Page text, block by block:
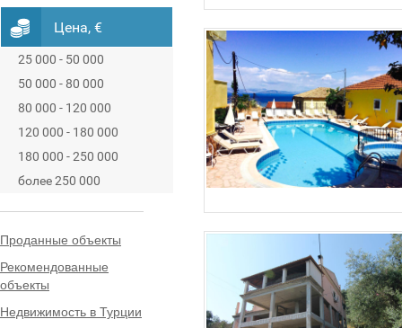
Цена, €
25 000 - 50 000
50 000 - 80 000
80 000 - 120 000
120 000 - 180 000
180 000 - 250 000
более 250 000
Проданные объекты
Рекомендованные
объекты
Недвижимость в Турции